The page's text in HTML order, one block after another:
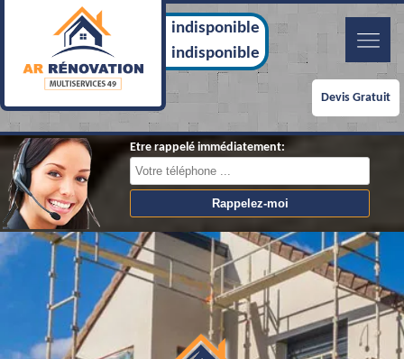
indisponible
indisponible
Devis Gratuit
Etre rappelé immédiatement: